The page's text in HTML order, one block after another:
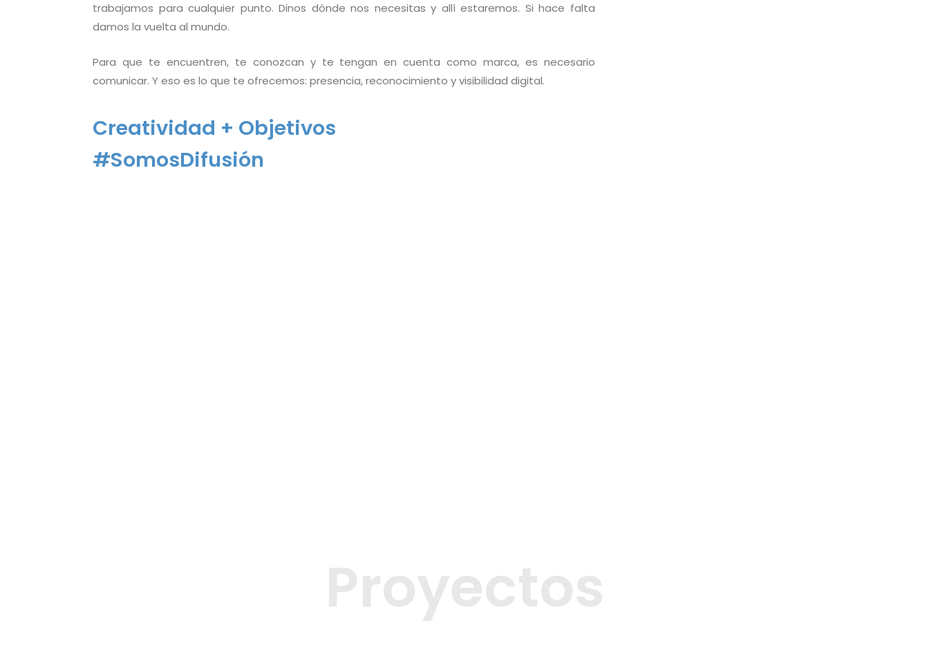
trabajamos para cualquier punto. Dinos dónde nos necesitas y allí estaremos. Si hace falta
damos la vuelta al mundo.
Para que te encuentren, te conozcan y te tengan en cuenta como marca, es necesario
comunicar. Y eso es lo que te ofrecemos: presencia, reconocimiento y visibilidad digital.
Creatividad + Objetivos
#SomosDifusión